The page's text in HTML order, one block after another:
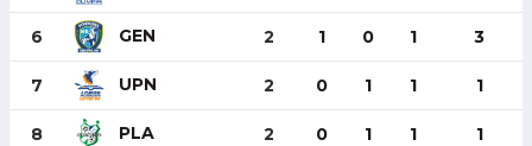
6 GEN 2 1 0 1 3
7 UPN 2 0 1 1 1
8 PLA 2 0 1 1 1